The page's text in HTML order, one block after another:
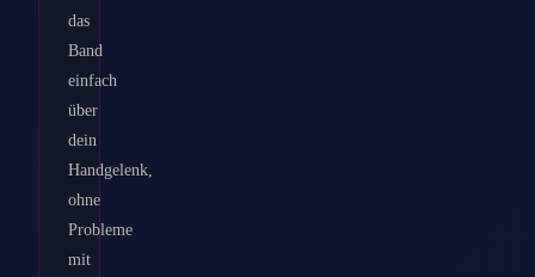
das
Band
einfach
über
dein
Handgelenk,
ohne
Probleme
mit